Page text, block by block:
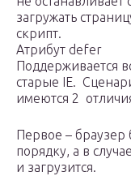
загружать
скрипт.
Атрибут defer
Поддерживается
старые IE.
имеются 2
Первое – браузер
порядку, а в
и загрузится.